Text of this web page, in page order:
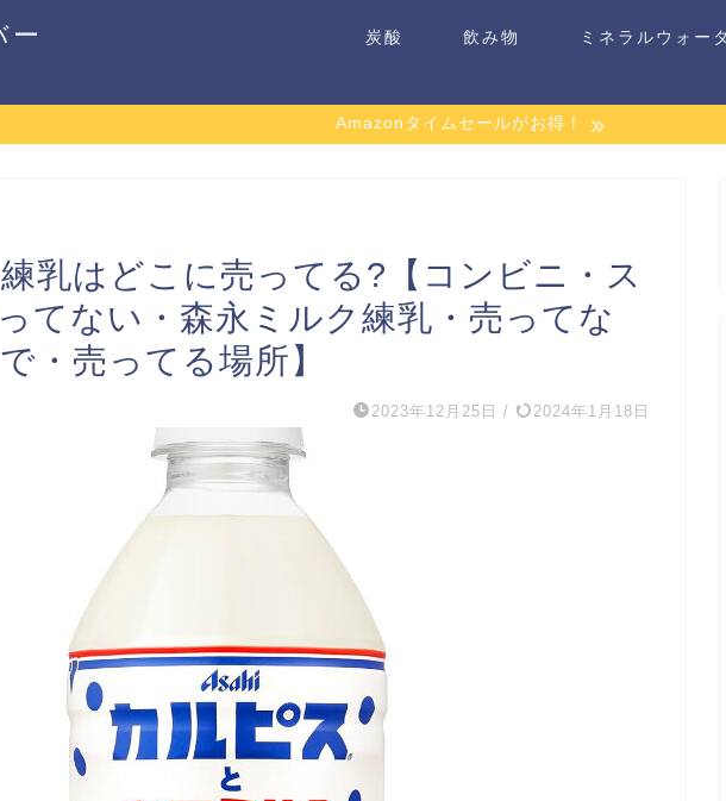
ー
炭酸 飲み物 ミネラルウォー
Amazonタイムセールがお得！
乳はどこに売ってる?【コンビニ・ス
てない・森永ミルク練乳・売ってな
・売ってる場所】
2023年12月25日 / 2024年1月18日